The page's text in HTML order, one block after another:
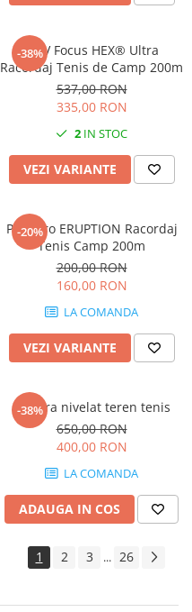
-38%
MSV Focus HEX® Ultra
Racordaj Tenis de Camp 200m
537,00 RON
335,00 RON
2 IN STOC
VEZI VARIANTE
-20%
Pros Pro ERUPTION Racordaj
Tenis Camp 200m
200,00 RON
160,00 RON
LA COMANDA
VEZI VARIANTE
-38%
Matura nivelat teren tenis
650,00 RON
400,00 RON
LA COMANDA
ADAUGA IN COS
1 2 3 ... 26